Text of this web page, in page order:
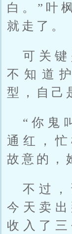
白。”叶
就走了。
可关
不知道
型，自己
“你鬼
通红，
故意的，
不过
今天卖
收入了